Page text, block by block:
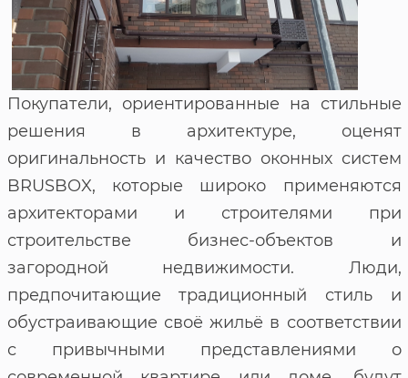
Покупатели, ориентированные на стильные
решения в архитектуре, оценят
оригинальность и качество оконных систем
BRUSBOX, которые широко применяются
архитекторами и строителями при
строительстве бизнес-объектов и
загородной недвижимости. Люди,
предпочитающие традиционный стиль и
обустраивающие своё жильё в соответствии
с привычными представлениями о